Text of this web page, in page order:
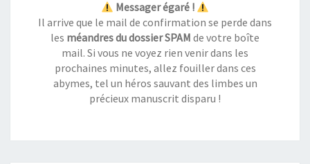
Messager égaré !
Il arrive que le mail de confirmation se perde dans
les méandres du dossier SPAM de votre boîte
mail. Si vous ne voyez rien venir dans les
prochaines minutes, allez fouiller dans ces
abymes, tel un héros sauvant des limbes un
précieux manuscrit disparu !